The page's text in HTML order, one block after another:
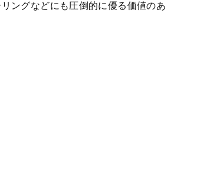
ングなどにも圧倒的に優る価値のあ